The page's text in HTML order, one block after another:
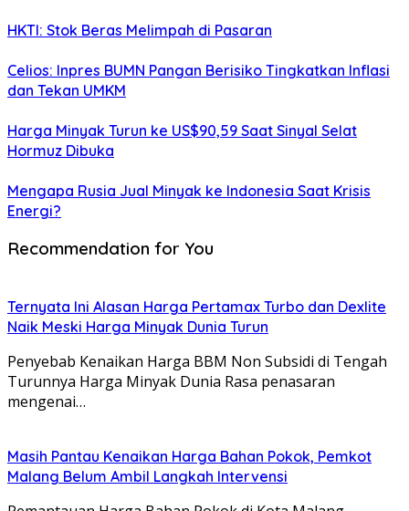
HKTI: Stok Beras Melimpah di Pasaran
Celios: Inpres BUMN Pangan Berisiko Tingkatkan Inflasi
dan Tekan UMKM
Harga Minyak Turun ke US$90,59 Saat Sinyal Selat
Hormuz Dibuka
Mengapa Rusia Jual Minyak ke Indonesia Saat Krisis
Energi?
Recommendation for You
Ternyata Ini Alasan Harga Pertamax Turbo dan Dexlite
Naik Meski Harga Minyak Dunia Turun
Penyebab Kenaikan Harga BBM Non Subsidi di Tengah
Turunnya Harga Minyak Dunia Rasa penasaran
mengenai…
Masih Pantau Kenaikan Harga Bahan Pokok, Pemkot
Malang Belum Ambil Langkah Intervensi